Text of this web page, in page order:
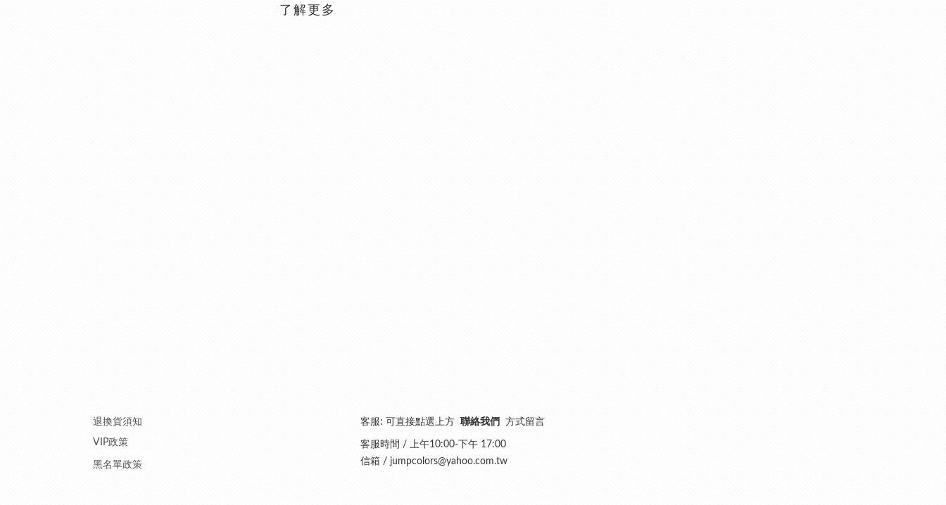
了解更多
退換貨須知
VIP政策
黑名單政策
客服: 可直接點選上方 聯絡我們 方式留言
客服時間 / 上午10:00-下午 17:00
信箱 / jumpcolors@yahoo.com.tw